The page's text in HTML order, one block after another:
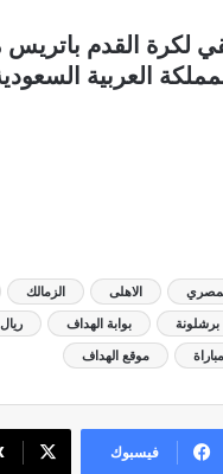
لكرة القدم
العربية
الاهلى الزمالك
برشلونة بوابة الهداف
موقع الهداف
فيسبوك